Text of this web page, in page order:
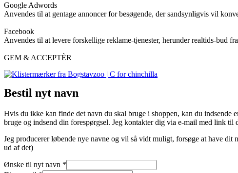
Google Adwords
Anvendes til at gentage annoncer for besøgende, der sandsynligvis vil
Facebook
Anvendes til at levere forskellige reklame-tjenester, herunder realtids-bud
GEM & ACCEPTÈR
Bestil nyt navn
Hvis du ikke kan finde det navn du skal bruge i shoppen, kan du indsende
bruge og indsend din forespørgsel. Jeg kontakter dig via e-mail med link til
Jeg producerer løbende nye navne og vil så vidt muligt, forsøge at have
ud af det)
Ønske til nyt navn *